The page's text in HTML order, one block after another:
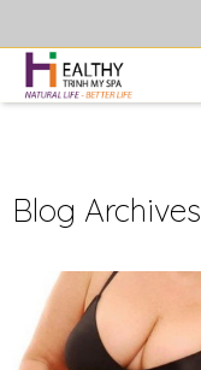
Blog Archives